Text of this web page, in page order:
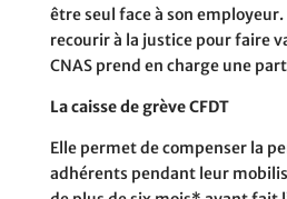
être seul face à son employeur.
recourir à la justice pour faire
CNAS prend en charge une
La caisse de grève CFDT
Elle permet de compenser la
adhérents pendant leur